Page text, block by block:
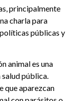
principalmente
charla para
públicas y
animal es una
pública.
que aparezcan